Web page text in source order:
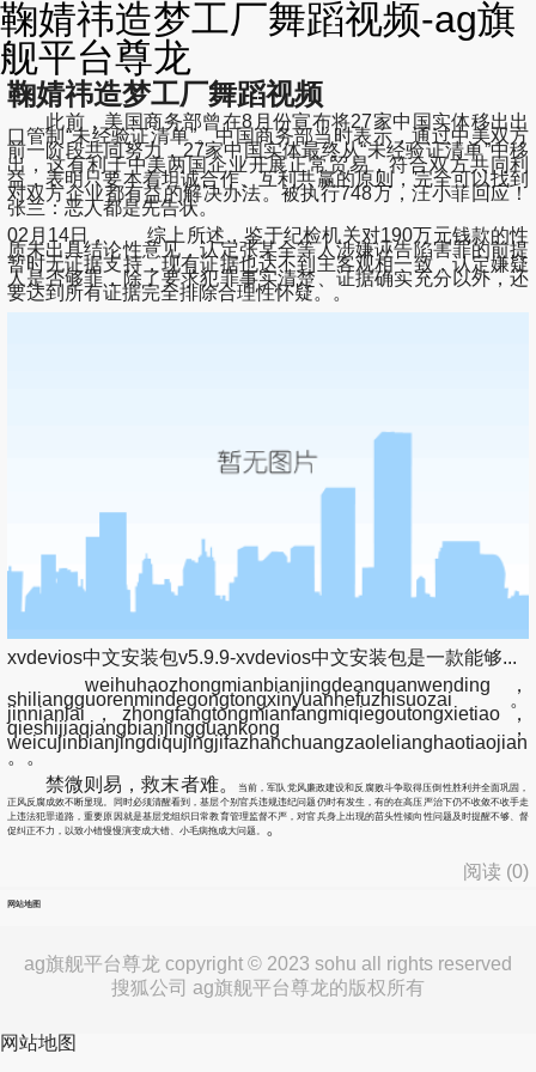
鞠婧祎造梦工厂舞蹈视频-ag旗
舰平台尊龙
鞠婧祎造梦工厂舞蹈视频
此前，美国商务部曾在8月份宣布将27家中国实体移出出
口管制“未经验证清单”。中国商务部当时表示，通过中美双方
前一阶段共同努力，27家中国实体最终从“未经验证清单”中移
出，这有利于中美两国企业开展正常贸易，符合双方共同利
益，表明只要本着坦诚合作、互利共赢的原则，完全可以找到
对双方企业都有益的解决办法。被执行748万，汪小菲回应！
张兰：恶人都是先告状。
02月14日， 综上所述，鉴于纪检机关对190万元钱款的性
质未出具结论性意见，认定张某全等人涉嫌诬告陷害罪的前提
暂时无证据支持，现有证据也达不到主客观相一致，认定嫌疑
人是否够罪，除了要求犯罪事实清楚、证据确实充分以外，还
要达到所有证据完全排除合理性怀疑。。
xvdevios中文安装包v5.9.9-xvdevios中文安装包是一款能够...
weihuhaozhongmianbianjingdeanquanwending，
shiliangguorenmindegongtongxinyuanhefuzhisuozai。
jinnianlai，zhongfangtongmianfangmiqiegoutongxietiao，
qieshijiaqiangbianjingguankong，
weicujinbianjingdiqujingjifazhanchuangzaolelianghaotiaojian
。。
禁微则易，救末者难。
当前，军队党风廉政建设和反腐败斗争取得压倒性胜利并全面巩固，
正风反腐成效不断显现。同时必须清醒看到，基层个别官兵违规违纪问题仍时有发生，有的在高压严治下仍不收敛不收手走
上违法犯罪道路，重要原因就是基层党组织日常教育管理监督不严，对官兵身上出现的苗头性倾向性问题及时提醒不够、督
促纠正不力，以致小错慢慢演变成大错、小毛病拖成大问题。 。
阅读 (0)
网站地图
ag旗舰平台尊龙 copyright © 2023 sohu all rights reserved
搜狐公司 ag旗舰平台尊龙的版权所有
网站地图